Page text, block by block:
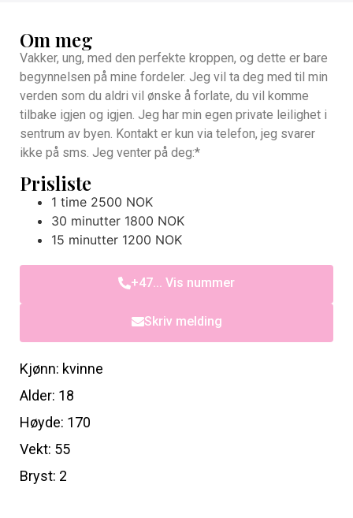
Om meg
Vakker, ung, med den perfekte kroppen, og dette er bare
begynnelsen på mine fordeler. Jeg vil ta deg med til min
verden som du aldri vil ønske å forlate, du vil komme
tilbake igjen og igjen. Jeg har min egen private leilighet i
sentrum av byen. Kontakt er kun via telefon, jeg svarer
ikke på sms. Jeg venter på deg:*
Prisliste
1 time 2500 NOK
30 minutter 1800 NOK
15 minutter 1200 NOK
+47... Vis nummer
Skriv melding
Kjønn: kvinne
Alder: 18
Høyde: 170
Vekt: 55
Bryst: 2